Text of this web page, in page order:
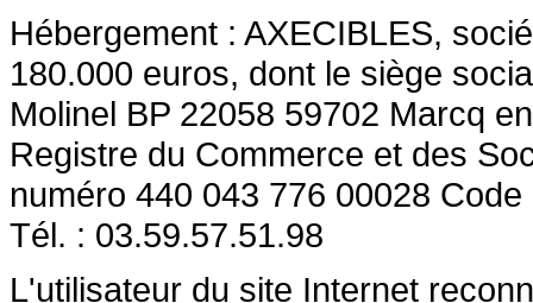
Hébergement : AXECIBLES,
180.000 euros, dont le siège
Molinel BP 22058 59702 Marcq
Registre du Commerce et des
numéro 440 043 776 00028
Tél. : 03.59.57.51.98
L'utilisateur du site Internet